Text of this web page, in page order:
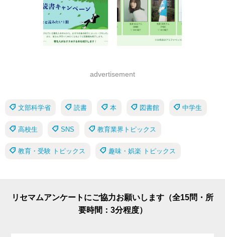
advertisement
文部科学省 読書 本 図書館 中学生
高校生 SNS 教育業界トピックス
教育・受験 トピックス 趣味・娯楽 トピックス
リセマムアンケートにご協力お願いします（全15問・所
要時間：3分程度）